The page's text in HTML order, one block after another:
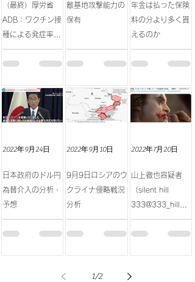
（最終）厚労省
ADB：ワクチン接
種による発症率の
逆転
敵基地攻撃能力の
保有
年金は払った保険
料の分より多く貰
えるのか
日本政府のドル円
為替介入の分析・
予想
2022年9月24日
9月9日ロシアのウ
クライナ侵略戦況
分析
2022年9月10日
山上徹也容疑者
（silent hill
333@333_hill）
のツイート分析
2022年7月20日
1/2